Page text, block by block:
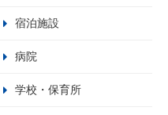
宿泊施設
病院
学校・保育所